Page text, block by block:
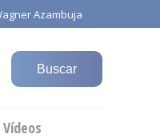
Azambuja